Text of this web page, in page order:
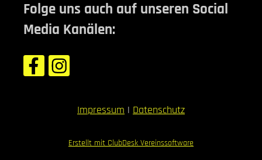
Folge uns auch auf unseren Social
Media Kanälen:
Impressum | Datenschutz
Erstellt mit ClubDesk Vereinssoftware